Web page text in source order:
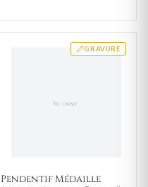
GRAVURE
Pendentif Médaille